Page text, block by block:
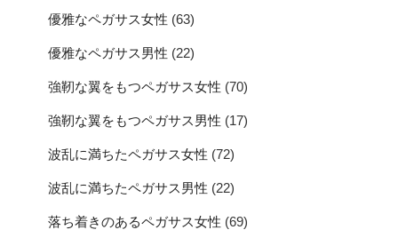
優雅なペガサス女性 (63)
優雅なペガサス男性 (22)
強靭な翼をもつペガサス女性 (70)
強靭な翼をもつペガサス男性 (17)
波乱に満ちたペガサス女性 (72)
波乱に満ちたペガサス男性 (22)
落ち着きのあるペガサス女性 (69)